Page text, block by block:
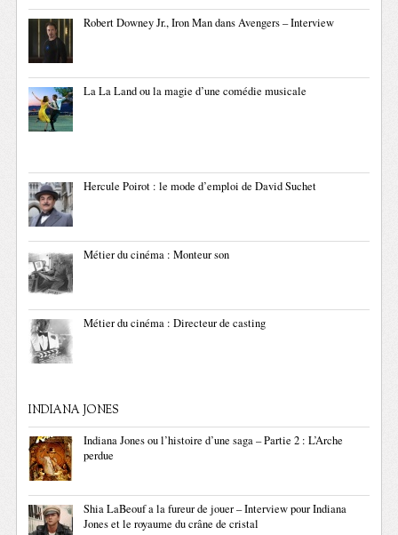
Robert Downey Jr., Iron Man dans Avengers – Interview
La La Land ou la magie d’une comédie musicale
Hercule Poirot : le mode d’emploi de David Suchet
Métier du cinéma : Monteur son
Métier du cinéma : Directeur de casting
INDIANA JONES
Indiana Jones ou l’histoire d’une saga – Partie 2 : L’Arche
perdue
Shia LaBeouf a la fureur de jouer – Interview pour Indiana
Jones et le royaume du crâne de cristal